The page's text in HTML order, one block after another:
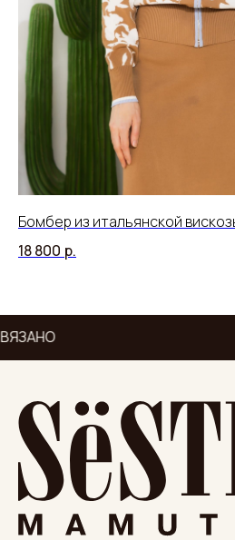
Бомбер из итальянской
18 800 р.